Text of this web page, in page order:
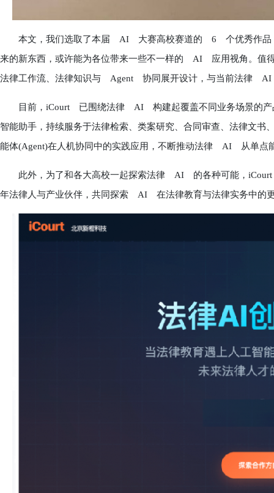
本文，我们选取了本届 AI 大赛高校赛道的 6 个优秀作品
来的新东西，或许能为各位带来一些不一样的 AI 应用视角。值
法律工作流、法律知识与 Agent 协同展开设计，与当前法律
目前，iCourt 已围绕法律 AI 构建起覆盖不同业务场景的
智能助手，持续服务于法律检索、类案研究、合同审查、法律文
能体(Agent)在人机协同中的实践应用，不断推动法律 AI 从单点
此外，为了和各大高校一起探索法律 AI 的各种可能，
年法律人与产业伙伴，共同探索 AI 在法律教育与法律实务中的